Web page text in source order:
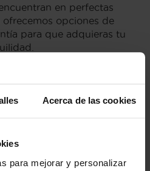
Acerca de las cookies
para mejorar y personalizar
en perfectas
ofrecemos opciones de
para que adquieras tu